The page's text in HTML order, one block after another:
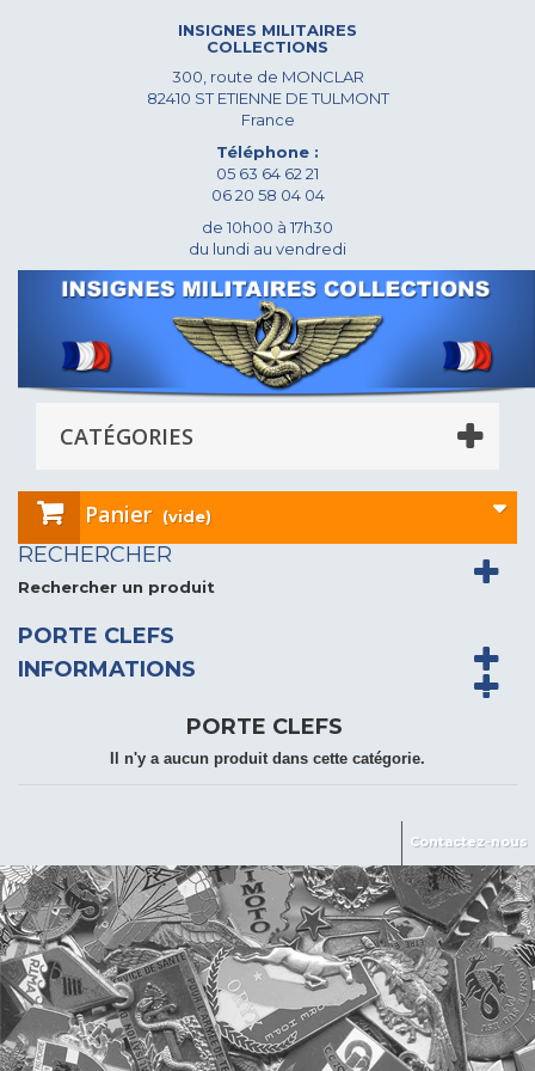
INSIGNES MILITAIRES
COLLECTIONS
300, route de MONCLAR
82410 ST ETIENNE DE TULMONT
France
Téléphone :
05 63 64 62 21
06 20 58 04 04
de 10h00 à 17h30
du lundi au vendredi
CATÉGORIES
Panier (vide)
RECHERCHER
Rechercher un produit
PORTE CLEFS
INFORMATIONS
PORTE CLEFS
Il n'y a aucun produit dans cette catégorie.
Contactez-nous